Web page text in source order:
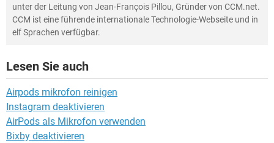
unter der Leitung von Jean-François Pillou, Gründer von CCM.net.
CCM ist eine führende internationale Technologie-Webseite und in
elf Sprachen verfügbar.
Lesen Sie auch
Airpods mikrofon reinigen
Instagram deaktivieren
AirPods als Mikrofon verwenden
Bixby deaktivieren